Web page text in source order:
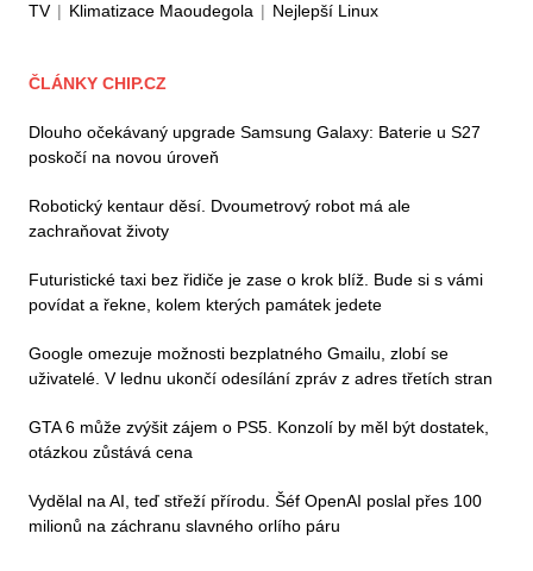
TV | Klimatizace Maoudegola | Nejlepší Linux
ČLÁNKY CHIP.CZ
Dlouho očekávaný upgrade Samsung Galaxy: Baterie u S27
poskočí na novou úroveň
Robotický kentaur děsí. Dvoumetrový robot má ale
zachraňovat životy
Futuristické taxi bez řidiče je zase o krok blíž. Bude si s vámi
povídat a řekne, kolem kterých památek jedete
Google omezuje možnosti bezplatného Gmailu, zlobí se
uživatelé. V lednu ukončí odesílání zpráv z adres třetích stran
GTA 6 může zvýšit zájem o PS5. Konzolí by měl být dostatek,
otázkou zůstává cena
Vydělal na AI, teď střeží přírodu. Šéf OpenAI poslal přes 100
milionů na záchranu slavného orlího páru